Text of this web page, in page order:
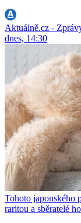
Aktuálně.cz -
dnes, 14:30
Tohoto japonského
raritou a sběratelé